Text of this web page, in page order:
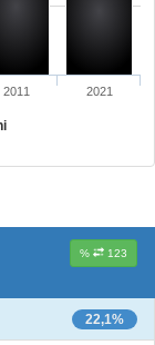
2011 2021
% 123
22,1%